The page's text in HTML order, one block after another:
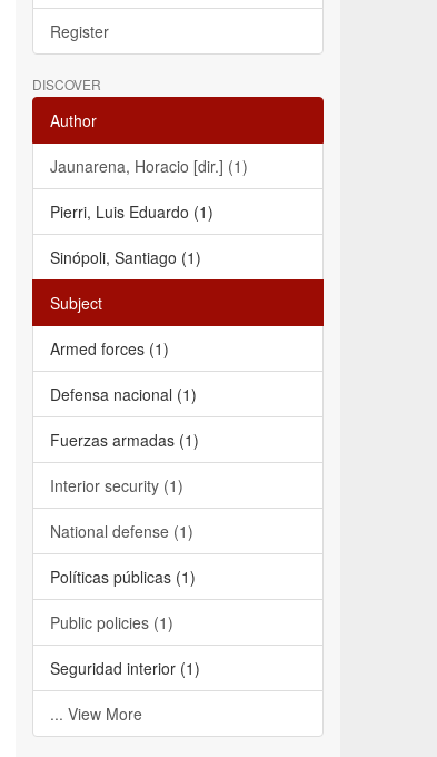
Register
DISCOVER
Author
Jaunarena, Horacio [dir.] (1)
Pierri, Luis Eduardo (1)
Sinópoli, Santiago (1)
Subject
Armed forces (1)
Defensa nacional (1)
Fuerzas armadas (1)
Interior security (1)
National defense (1)
Políticas públicas (1)
Public policies (1)
Seguridad interior (1)
... View More